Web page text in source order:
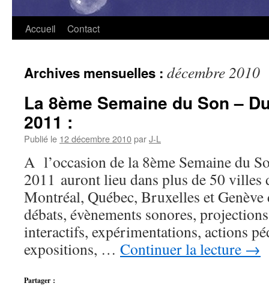
Accueil Contact
Archives mensuelles : décembre 2010
La 8ème Semaine du Son –
2011 :
Publié le 12 décembre 2010parJ-L
A l’occasion de la 8ème Semaine du
2011 auront lieu dans plus de 50 villes
Montréal, Québec, Bruxelles et Genève
débats, évènements sonores,
interactifs, expérimentations, actions
expositions, … Continuer la lecture →
Partager :